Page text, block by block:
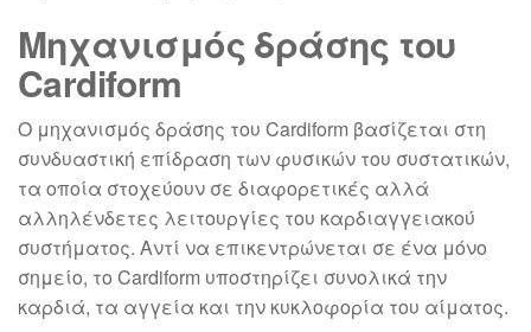
Μηχανισμός δράσης του
Cardiform
Ο μηχανισμός δράσης του Cardiform βασίζεται στη
συνδυαστική επίδραση των φυσικών του συστατικών,
τα οποία στοχεύουν σε διαφορετικές αλλά
αλληλένδετες λειτουργίες του καρδιαγγειακού
συστήματος. Αντί να επικεντρώνεται σε ένα μόνο
σημείο, το Cardiform υποστηρίζει συνολικά την
καρδιά, τα αγγεία και την κυκλοφορία του αίματος.